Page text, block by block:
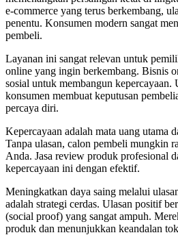
e-commerce yang terus berkembang,
penentu. Konsumen modern sangat
pembeli.
Layanan ini sangat relevan untuk
online yang ingin berkembang. Bisnis
sosial untuk membangun kepercayaan.
konsumen membuat keputusan
percaya diri.
Kepercayaan adalah mata uang utama
Tanpa ulasan, calon pembeli mungkin
Anda. Jasa review produk profesional
kepercayaan ini dengan efektif.
Meningkatkan daya saing melalui
adalah strategi cerdas. Ulasan positif
(social proof) yang sangat ampuh.
produk dan menunjukkan keandalan